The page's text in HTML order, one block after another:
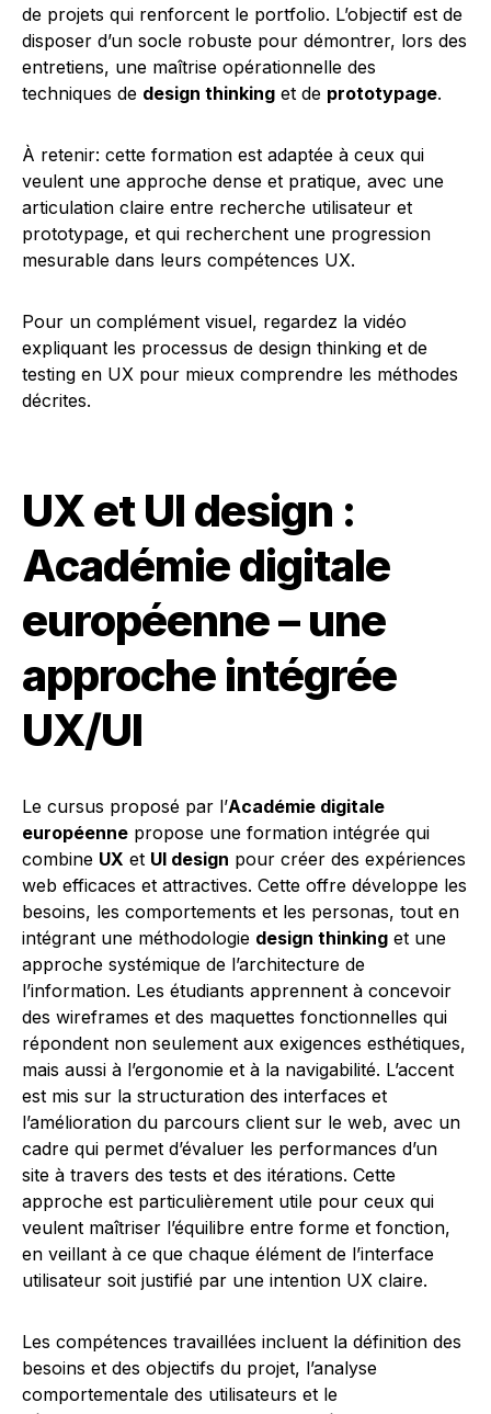
de projets qui renforcent le portfolio. L’objectif est de
disposer d’un socle robuste pour démontrer, lors des
entretiens, une maîtrise opérationnelle des
techniques de design thinking et de prototypage.
À retenir: cette formation est adaptée à ceux qui
veulent une approche dense et pratique, avec une
articulation claire entre recherche utilisateur et
prototypage, et qui recherchent une progression
mesurable dans leurs compétences UX.
Pour un complément visuel, regardez la vidéo
expliquant les processus de design thinking et de
testing en UX pour mieux comprendre les méthodes
décrites.
UX et UI design :
Académie digitale
européenne – une
approche intégrée
UX/UI
Le cursus proposé par l’Académie digitale
européenne propose une formation intégrée qui
combine UX et UI design pour créer des expériences
web efficaces et attractives. Cette offre développe les
besoins, les comportements et les personas, tout en
intégrant une méthodologie design thinking et une
approche systémique de l’architecture de
l’information. Les étudiants apprennent à concevoir
des wireframes et des maquettes fonctionnelles qui
répondent non seulement aux exigences esthétiques,
mais aussi à l’ergonomie et à la navigabilité. L’accent
est mis sur la structuration des interfaces et
l’amélioration du parcours client sur le web, avec un
cadre qui permet d’évaluer les performances d’un
site à travers des tests et des itérations. Cette
approche est particulièrement utile pour ceux qui
veulent maîtriser l’équilibre entre forme et fonction,
en veillant à ce que chaque élément de l’interface
utilisateur soit justifié par une intention UX claire.
Les compétences travaillées incluent la définition des
besoins et des objectifs du projet, l’analyse
comportementale des utilisateurs et le